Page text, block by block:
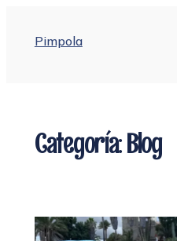
Pimpola
Categoría:Blog